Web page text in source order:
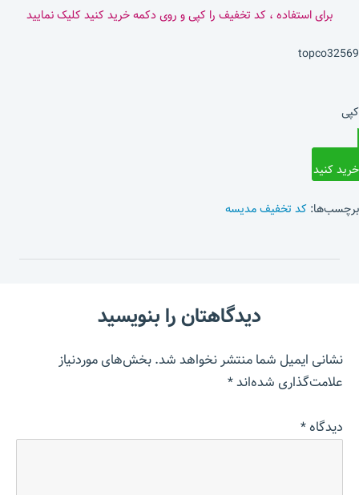
برای استفاده ، کد تخفیف را کپی و روی دکمه خرید کنید کلیک نمایید
topco32569
کپی
خرید کنید
برچسب‌ها: کد تخفیف مدیسه
دیدگاهتان را بنویسید
نشانی ایمیل شما منتشر نخواهد شد.بخش‌های موردنیاز
علامت‌گذاری شده‌اند*
دیدگاه*